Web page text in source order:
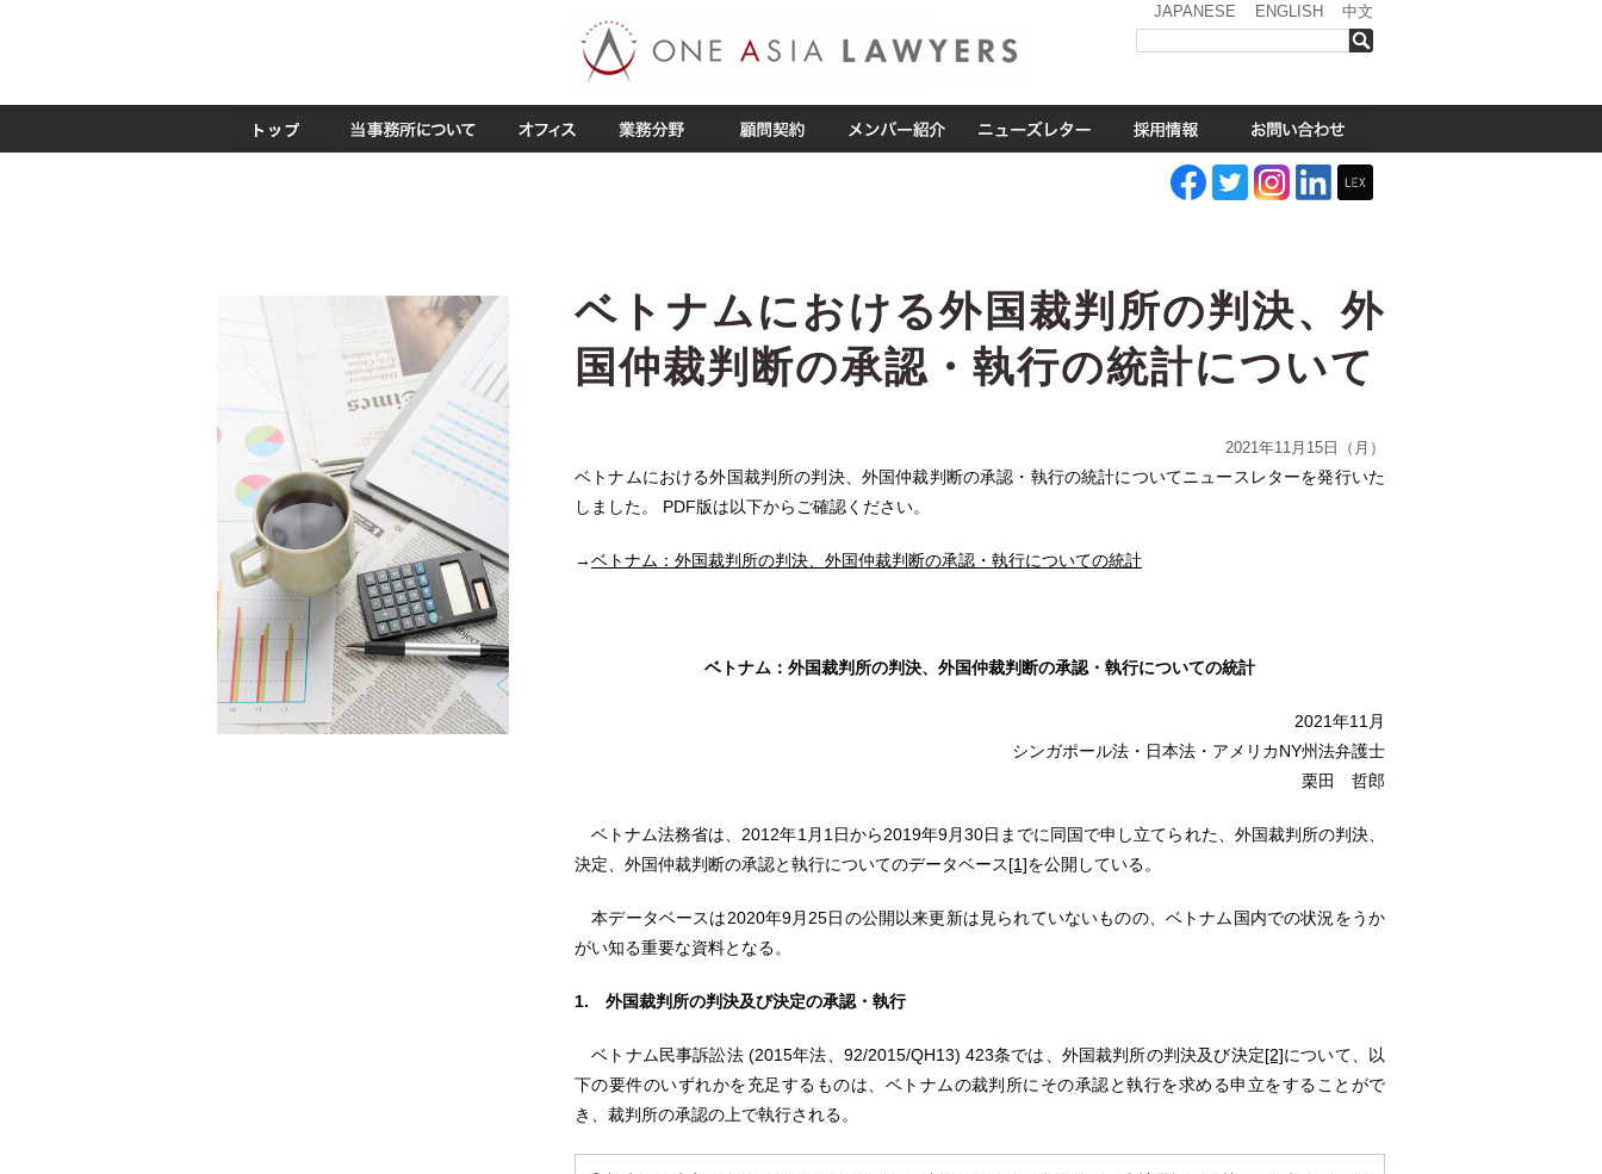
JAPANESE ENGLISH 中文
ベトナムにおける外国裁判所の判決、外
国仲裁判断の承認・執行の統計について
2021年11月15日（月）
ベトナムにおける外国裁判所の判決、外国仲裁判断の承認・執行の統計についてニュースレターを発行いた
しました。 PDF版は以下からご確認ください。
→ベトナム：外国裁判所の判決、外国仲裁判断の承認・執行についての統計
ベトナム：外国裁判所の判決、外国仲裁判断の承認・執行についての統計
2021年11月
シンガポール法・日本法・アメリカNY州法弁護士
栗田 哲郎
ベトナム法務省は、2012年1月1日から2019年9月30日までに同国で申し立てられた、外国裁判所の判決、
決定、外国仲裁判断の承認と執行についてのデータベース[1]を公開している。
本データベースは2020年9月25日の公開以来更新は見られていないものの、ベトナム国内での状況をうか
がい知る重要な資料となる。
1. 外国裁判所の判決及び決定の承認・執行
ベトナム民事訴訟法 (2015年法、92/2015/QH13) 423条では、外国裁判所の判決及び決定[2]について、以
下の要件のいずれかを充足するものは、ベトナムの裁判所にその承認と執行を求める申立をすることがで
き、裁判所の承認の上で執行される。